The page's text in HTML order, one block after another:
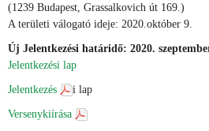
(1239 Budapest, Grassalkovich út 169.)
A területi válogató ideje: 2020.október 9.
Új Jelentkezési határidő: 2020.
Jelentkezési lap
Jelentkezés i lap
Versenykiírása